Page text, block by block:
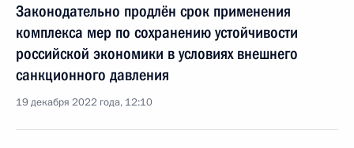
Законодательно продлён срок применения
комплекса мер по сохранению устойчивости
российской экономики в условиях внешнего
санкционного давления
19 декабря 2022 года, 12:10